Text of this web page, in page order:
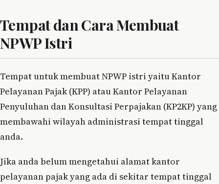
Tempat dan Cara Membuat
NPWP Istri
Tempat untuk membuat NPWP istri yaitu Kantor
Pelayanan Pajak (KPP) atau Kantor Pelayanan
Penyuluhan dan Konsultasi Perpajakan (KP2KP) yang
membawahi wilayah administrasi tempat tinggal
anda.
Jika anda belum mengetahui alamat kantor
pelayanan pajak yang ada di sekitar tempat tinggal